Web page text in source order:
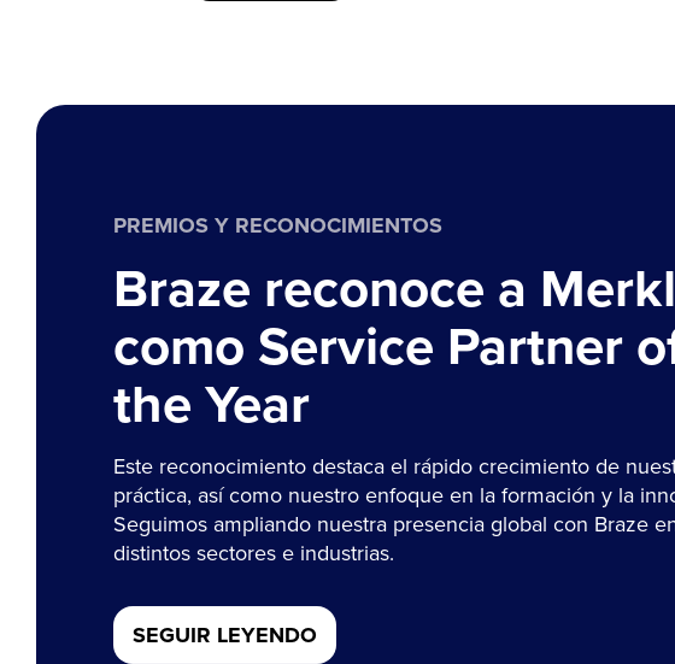
PREMIOS Y RECONOCIMIENTOS
Braze reconoce a
como Service Partner
the Year
Este reconocimiento destaca el rápido crecimiento de
práctica, así como nuestro enfoque en la formación y la
Seguimos ampliando nuestra presencia global con Braze
distintos sectores e industrias.
SEGUIR LEYENDO